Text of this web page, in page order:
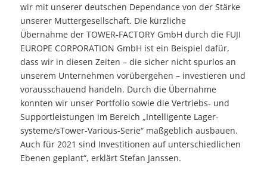
wir mit unserer deutschen Dependance von der Stärke
unserer Muttergesellschaft. Die kürzliche
Übernahme der TOWER-FACTORY GmbH durch die FUJI
EUROPE CORPORATION GmbH ist ein Beispiel dafür,
dass wir in diesen Zeiten – die sicher nicht spurlos an
unserem Unter­nehmen vorübergehen – investieren und
vorausschauend handeln. Durch die Übernahme
konnten wir unser Portfolio sowie die Vertriebs- und
Support­leistungen im Bereich „Intelligente Lager­
systeme/sTower-Various-Serie“ maßgeblich ausbauen.
Auch für 2021 sind Investitionen auf unterschiedlichen
Ebenen geplant“, erklärt Stefan Janssen.